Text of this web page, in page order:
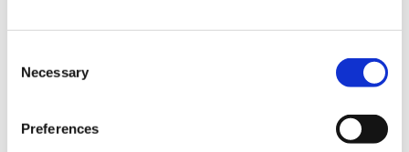
Selection
Necessary
Preferences
12.000 euro circa.
È possibile
studio e mete più